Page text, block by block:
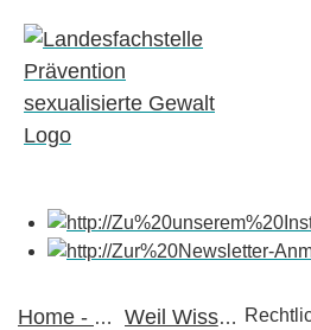
Home - StartseiteWeil Wissen